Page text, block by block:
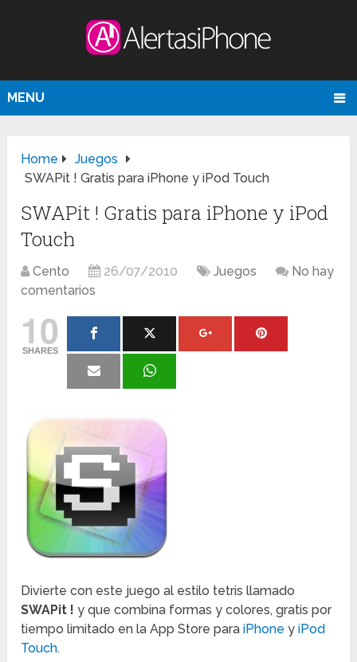
MENU
Home
Juegos
SWAPit ! Gratis para iPhone y iPod Touch
SWAPit ! Gratis para iPhone y iPod
Touch
Cento 26/07/2010 Juegos
No hay
comentarios
10
SHARES
Divierte con este juego al estilo tetris llamado
SWAPit ! y que combina formas y colores, gratis por
tiempo limitado en la App Store paraiPhone yiPod
Touch.